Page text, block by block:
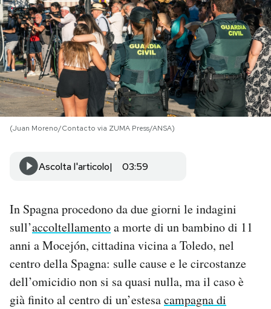
NEWSLETTER
I MIEI PREFERITI
SHOP
Area Personale
Newsletter
Notifiche mobile
Regala il Post
Hai bisogno di aiuto?
Esci
(Juan Moreno/Contacto via ZUMA Press/ANSA)
Ascolta l'articolo 03:59
In Spagna procedono da due giorni le indagini
sull’accoltellamentoa morte di un bambino di 11
anni a Mocejón, cittadina vicina a Toledo, nel
centro della Spagna: sulle cause e le circostanze
dell’omicidio non si sa quasi nulla, ma il caso è
già finito al centro di un’estesacampagna di